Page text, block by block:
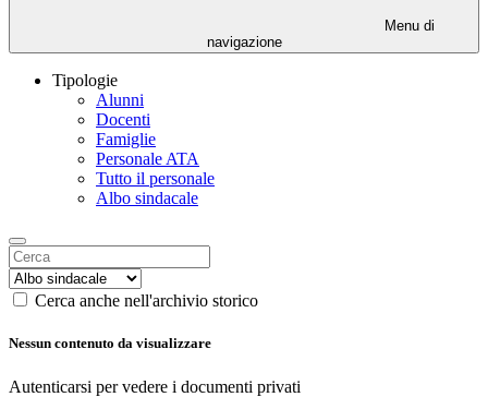
Menu di
navigazione
Tipologie
Alunni
Docenti
Famiglie
Personale ATA
Tutto il personale
Albo sindacale
Cerca anche nell'archivio storico
Nessun contenuto da visualizzare
Autenticarsi per vedere i documenti privati